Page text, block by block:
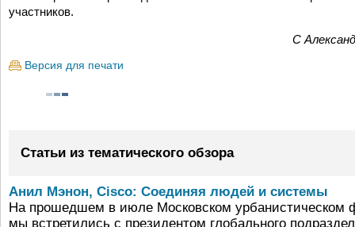
участников.
С
Версия для печати
Статьи из тематического обзора
Анил Мэнон, Cisco: Соединяя людей и системы
На прошедшем в июле Московском урбанистическом
мы встретились с президентом глобального